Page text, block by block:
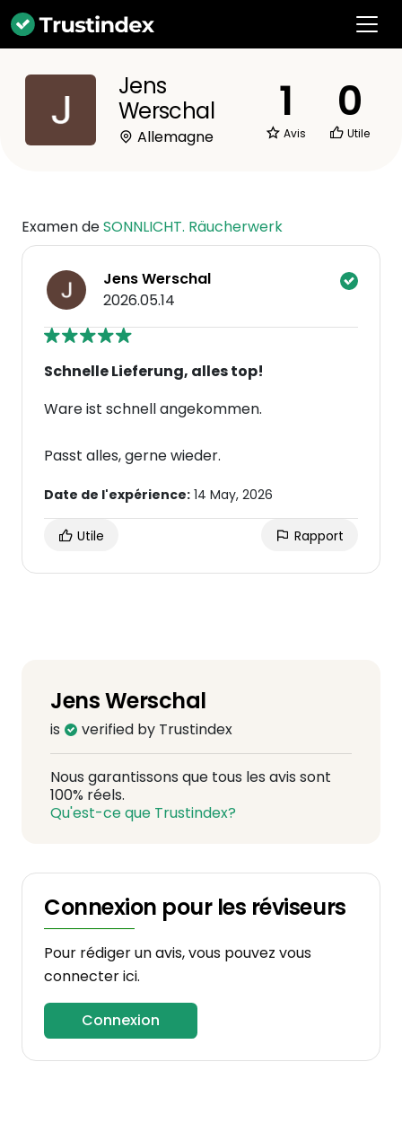
Jens
Werschal
Allemagne
1
Avis
0
Utile
Examen deSONNLICHT. Räucherwerk
Jens Werschal
2026.05.14
Schnelle Lieferung, alles top!
Ware ist schnell angekommen.
Passt alles, gerne wieder.
Date de l'expérience: 14 May, 2026
Utile Rapport
Jens Werschal
is verified by Trustindex
Nous garantissons que tous les avis sont
100% réels.
Qu'est-ce que Trustindex?
Connexion pour les réviseurs
Pour rédiger un avis, vous pouvez vous
connecter ici.
Connexion